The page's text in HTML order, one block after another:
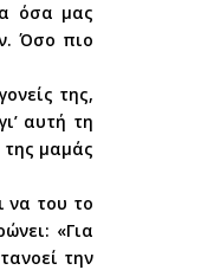
όσα μας
Όσο πιο
της,
αυτή τη
μαμάς
να του το
«Για
την